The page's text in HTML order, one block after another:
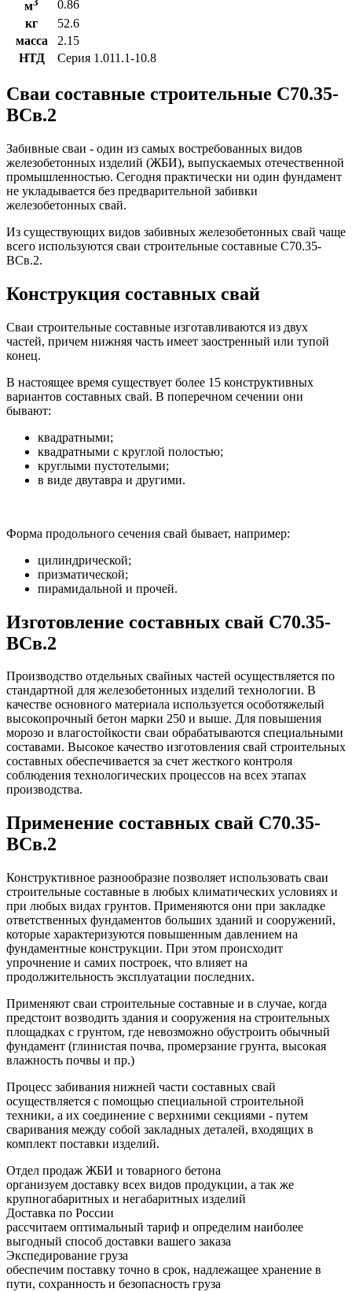
м
0.86
кг
52.6
масса
2.15
НТД
Серия 1.011.1-10.8
Сваи составные строительные С70.35-
ВСв.2
Забивные сваи - один из самых востребованных видов
железобетонных изделий (ЖБИ), выпускаемых отечественной
промышленностью. Сегодня практически ни один фундамент
не укладывается без предварительной забивки
железобетонных свай.
Из существующих видов забивных железобетонных свай чаще
всего используются сваи строительные составные С70.35-
ВСв.2.
Конструкция составных свай
Сваи строительные составные изготавливаются из двух
частей, причем нижняя часть имеет заостренный или тупой
конец.
В настоящее время существует более 15 конструктивных
вариантов составных свай. В поперечном сечении они
бывают:
квадратными;
квадратными с круглой полостью;
круглыми пустотелыми;
в виде двутавра и другими.
Форма продольного сечения свай бывает, например:
цилиндрической;
призматической;
пирамидальной и прочей.
Изготовление составных свай С70.35-
ВСв.2
Производство отдельных свайных частей осуществляется по
стандартной для железобетонных изделий технологии. В
качестве основного материала используется особотяжелый
высокопрочный бетон марки 250 и выше. Для повышения
морозо и влагостойкости сваи обрабатываются специальными
составами. Высокое качество изготовления свай строительных
составных обеспечивается за счет жесткого контроля
соблюдения технологических процессов на всех этапах
производства.
Применение составных свай С70.35-
ВСв.2
Конструктивное разнообразие позволяет использовать сваи
строительные составные в любых климатических условиях и
при любых видах грунтов. Применяются они при закладке
ответственных фундаментов больших зданий и сооружений,
которые характеризуются повышенным давлением на
фундаментные конструкции. При этом происходит
упрочнение и самих построек, что влияет на
продолжительность эксплуатации последних.
Применяют сваи строительные составные и в случае, когда
предстоит возводить здания и сооружения на строительных
площадках с грунтом, где невозможно обустроить обычный
фундамент (глинистая почва, промерзание грунта, высокая
влажность почвы и пр.)
Процесс забивания нижней части составных свай
осуществляется с помощью специальной строительной
техники, а их соединение с верхними секциями - путем
сваривания между собой закладных деталей, входящих в
комплект поставки изделий.
Отдел продаж ЖБИ и товарного бетона
организуем доставку всех видов продукции, а так же
крупногабаритных и негабаритных изделий
Доставка по России
рассчитаем оптимальный тариф и определим наиболее
выгодный способ доставки вашего заказа
Экспедирование груза
обеспечим поставку точно в срок, надлежащее хранение в
пути, сохранность и безопасность груза